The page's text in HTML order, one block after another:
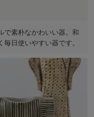
で素朴なかわいい器。和
日使いやすい器です。